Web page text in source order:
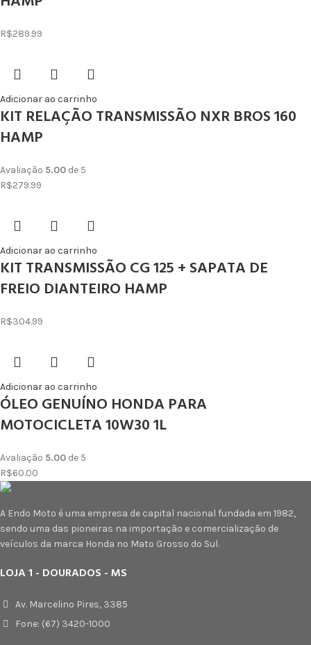
R$289.99
Adicionar ao carrinho
KIT RELAÇÃO TRANSMISSÃO NXR BROS 160
HAMP
Avaliação 5.00 de 5
R$279.99
Adicionar ao carrinho
KIT TRANSMISSÃO CG 125 + SAPATA DE
FREIO DIANTEIRO HAMP
R$304.99
Adicionar ao carrinho
ÓLEO GENUÍNO HONDA PARA
MOTOCICLETA 10W30 1L
Avaliação 5.00 de 5
R$60.00
A Endo Moto é uma empresa de capital nacional fundada em 1982,
sendo uma das pioneiras na importação e comercialização de
veículos da marca Honda no Mato Grosso do Sul.
LOJA 1 - DOURADOS - MS
Av. Marcelino Pires, 3385
Fone: (67) 3420-1000